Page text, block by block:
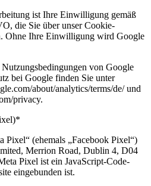
ist Ihre Einwilligung gemäß
die Sie über unser Cookie-
Ohne Ihre Einwilligung wird Google
von Google
bei Google finden Sie unter
about/analytics/terms/de/ und
privacy.
Pixel“ (ehemals „Facebook Pixel“)
Merrion Road, Dublin 4, D04
Pixel ist ein JavaScript-Code-
eingebunden ist.